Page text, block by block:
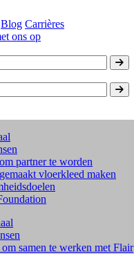
Blog Carrières
ons op
partner te worden
vloerkleed maken
om samen te werken met Flair